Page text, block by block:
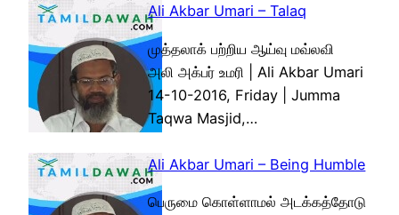
Ali Akbar Umari – Talaq
முத்தலாக் பற்றிய ஆய்வு மவ்லவி
அலி அக்பர் உமரி | Ali Akbar Umari
14-10-2016, Friday | Jumma
Taqwa Masjid,…
Ali Akbar Umari – Being Humble
பெருமை கொள்ளாமல் அடக்கத்தோடு